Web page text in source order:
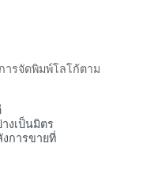
รจัดพิมพ์โลโก้ตาม
งเป็นมิตร
การขายที่